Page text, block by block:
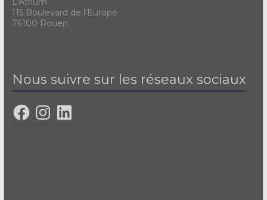
115 Boulevard de l'Europe
76100 Rouen
Nous suivre sur les réseaux sociaux